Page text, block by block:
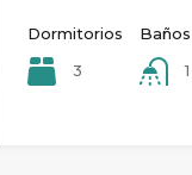
Dormitorios
3
Baños
1